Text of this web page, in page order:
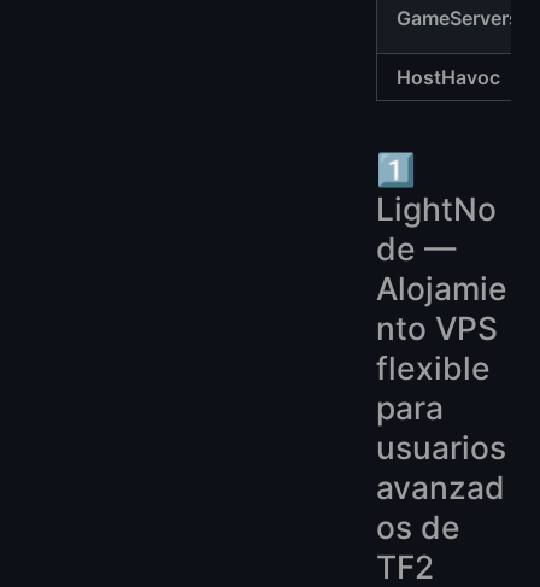
GameServers
HostHavoc
1️⃣
LightNo
de —
Alojamie
nto VPS
flexible
para
usuarios
avanzad
os de
TF2